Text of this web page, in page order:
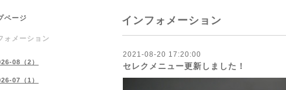
インフォメーション
2021-08-20 17:20:00
セレクメニュー更新しました！
ページ
ォメーション
08（2）
07（1）